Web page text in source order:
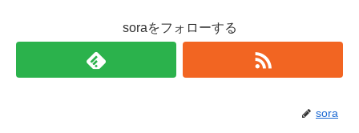
soraをフォローする
sora